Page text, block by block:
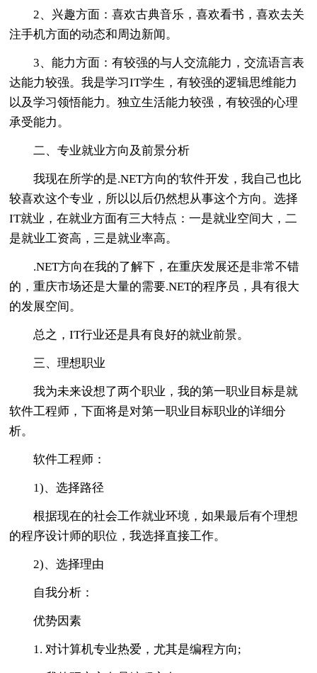
2、兴趣方面：喜欢古典音乐，喜欢看书，喜欢去关
注手机方面的动态和周边新闻。
3、能力方面：有较强的与人交流能力，交流语言表
达能力较强。我是学习IT学生，有较强的逻辑思维能力
以及学习领悟能力。独立生活能力较强，有较强的心理
承受能力。
二、专业就业方向及前景分析
我现在所学的是.NET方向的'软件开发，我自己也比
较喜欢这个专业，所以以后仍然想从事这个方向。选择
IT就业，在就业方面有三大特点：一是就业空间大，二
是就业工资高，三是就业率高。
.NET方向在我的了解下，在重庆发展还是非常不错
的，重庆市场还是大量的需要.NET的程序员，具有很大
的发展空间。
总之，IT行业还是具有良好的就业前景。
三、理想职业
我为未来设想了两个职业，我的第一职业目标是就
软件工程师，下面将是对第一职业目标职业的详细分
析。
软件工程师：
1)、选择路径
根据现在的社会工作就业环境，如果最后有个理想
的程序设计师的职位，我选择直接工作。
2)、选择理由
自我分析：
优势因素
1. 对计算机专业热爱，尤其是编程方向;